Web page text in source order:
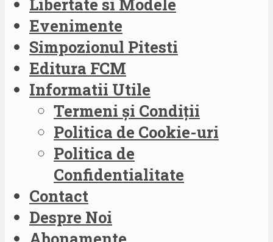
Evenimente
Simpozionul Pitesti
Editura FCM
Informatii Utile
Termeni și Condiții
Politica de Cookie-uri
Politica de
Confidentialitate
Contact
Despre Noi